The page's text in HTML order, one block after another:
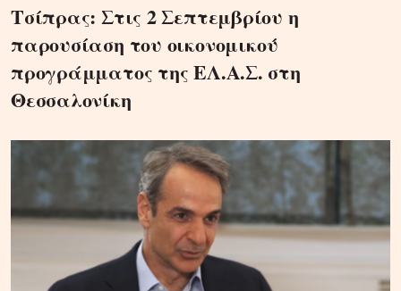
Τσίπρας: Στις 2 Σεπτεμβρίου η
παρουσίαση του οικονομικού
προγράμματος της ΕΛ.Α.Σ. στη
Θεσσαλονίκη